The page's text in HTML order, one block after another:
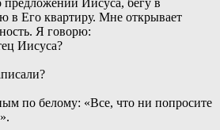
Иисуса, бегу в
в Его квартиру. Мне открывает
Я говорю:
Иисуса?
по белому: «Все, что ни попросите